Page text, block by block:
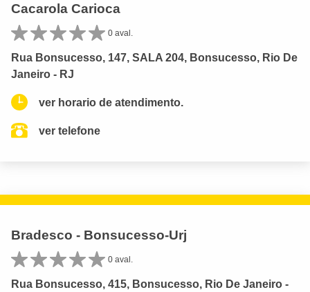
Cacarola Carioca
0 aval.
Rua Bonsucesso, 147, SALA 204, Bonsucesso, Rio De
Janeiro - RJ
ver horario de atendimento.
ver telefone
Bradesco - Bonsucesso-Urj
0 aval.
Rua Bonsucesso, 415, Bonsucesso, Rio De Janeiro -